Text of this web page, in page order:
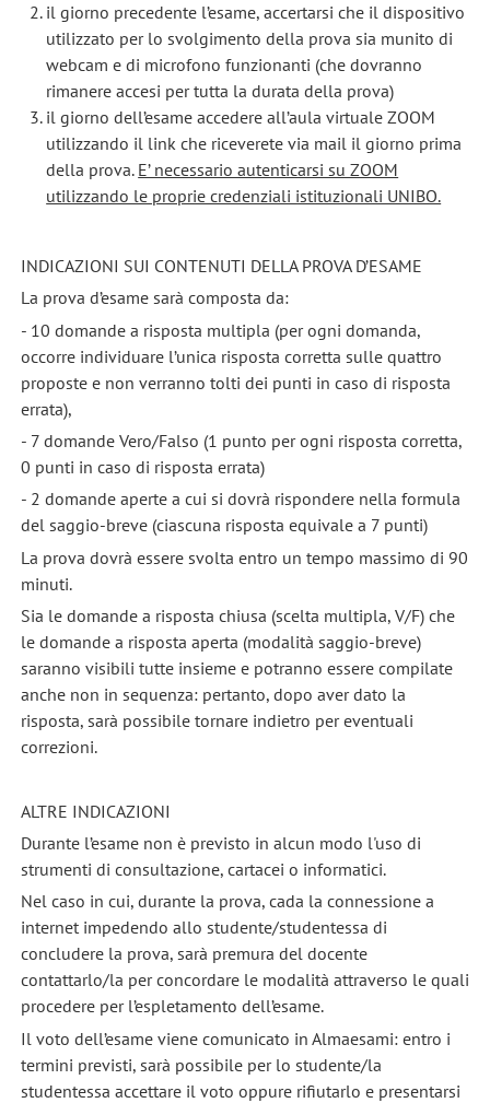
il giorno precedente l’esame, accertarsi che il dispositivo
utilizzato per lo svolgimento della prova sia munito di
webcam e di microfono funzionanti (che dovranno
rimanere accesi per tutta la durata della prova)
il giorno dell’esame accedere all’aula virtuale ZOOM
utilizzando il link che riceverete via mail il giorno prima
della prova. E’ necessario autenticarsi su ZOOM
utilizzando le proprie credenziali istituzionali UNIBO.
INDICAZIONI SUI CONTENUTI DELLA PROVA D’ESAME
La prova d’esame sarà composta da:
- 10 domande a risposta multipla (per ogni domanda,
occorre individuare l’unica risposta corretta sulle quattro
proposte e non verranno tolti dei punti in caso di risposta
errata),
- 7 domande Vero/Falso (1 punto per ogni risposta corretta,
0 punti in caso di risposta errata)
- 2 domande aperte a cui si dovrà rispondere nella formula
del saggio-breve (ciascuna risposta equivale a 7 punti)
La prova dovrà essere svolta entro un tempo massimo di 90
minuti.
Sia le domande a risposta chiusa (scelta multipla, V/F) che
le domande a risposta aperta (modalità saggio-breve)
saranno visibili tutte insieme e potranno essere compilate
anche non in sequenza: pertanto, dopo aver dato la
risposta, sarà possibile tornare indietro per eventuali
correzioni.
ALTRE INDICAZIONI
Durante l’esame non è previsto in alcun modo l'uso di
strumenti di consultazione, cartacei o informatici.
Nel caso in cui, durante la prova, cada la connessione a
internet impedendo allo studente/studentessa di
concludere la prova, sarà premura del docente
contattarlo/la per concordare le modalità attraverso le quali
procedere per l’espletamento dell’esame.
Il voto dell’esame viene comunicato in Almaesami: entro i
termini previsti, sarà possibile per lo studente/la
studentessa accettare il voto oppure rifiutarlo e presentarsi